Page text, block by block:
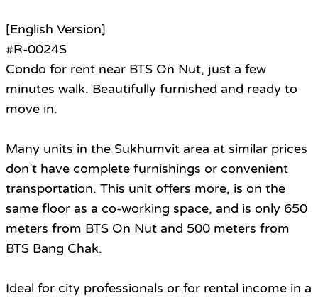
[English Version]
#R-0024S
Condo for rent near BTS On Nut, just a few
minutes walk. Beautifully furnished and ready to
move in.
Many units in the Sukhumvit area at similar prices
don’t have complete furnishings or convenient
transportation. This unit offers more, is on the
same floor as a co-working space, and is only 650
meters from BTS On Nut and 500 meters from
BTS Bang Chak.
Ideal for city professionals or for rental income in a